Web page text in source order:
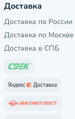
Доставка
Доставка по России
Доставка по Москве
Доставка в СПБ